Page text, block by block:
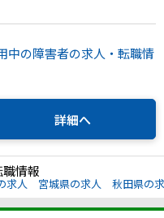
賀県、長崎県、熊本県、
県、沖縄県、その他
中の障害者の求人・転職情
詳細へ
情報
求人 宮城県の求人 秋田県の